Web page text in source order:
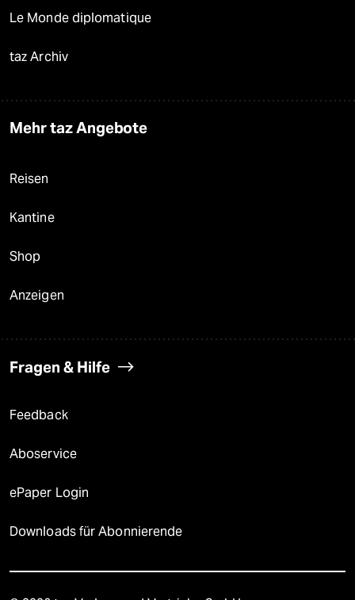
Le Monde diplomatique
taz Archiv
Mehr taz Angebote
Reisen
Kantine
Shop
Anzeigen
Fragen & Hilfe
Feedback
Aboservice
ePaper Login
Downloads für Abonnierende